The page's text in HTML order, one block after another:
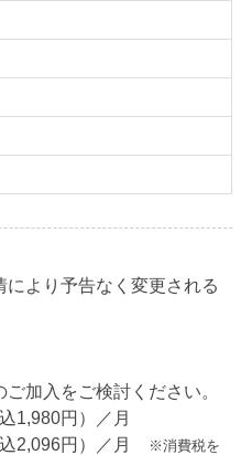
より予告なく変更される
加入をご検討ください。
円）／月
2,096円）／月
※消費税を